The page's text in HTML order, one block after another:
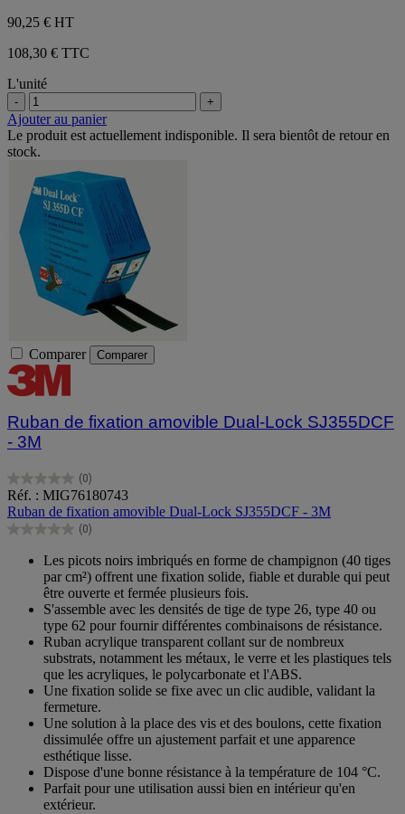
90,25 € HT
108,30 € TTC
L'unité
- +
Ajouter au panier
Le produit est actuellement indisponible. Il sera bientôt de retour en
stock.
Comparer Comparer
Ruban de fixation amovible Dual-Lock SJ355DCF
- 3M
(0)
0.0
sur
5
étoiles.
Réf. : MIG76180743
Ruban de fixation amovible Dual-Lock SJ355DCF - 3M
(0)
0.0
étoiles.
Les picots noirs imbriqués en forme de champignon (40 tiges
par cm²) offrent une fixation solide, fiable et durable qui peut
être ouverte et fermée plusieurs fois.
S'assemble avec les densités de tige de type 26, type 40 ou
type 62 pour fournir différentes combinaisons de résistance.
Ruban acrylique transparent collant sur de nombreux
substrats, notamment les métaux, le verre et les plastiques tels
que les acryliques, le polycarbonate et l'ABS.
Une fixation solide se fixe avec un clic audible, validant la
fermeture.
Une solution à la place des vis et des boulons, cette fixation
dissimulée offre un ajustement parfait et une apparence
esthétique lisse.
Dispose d'une bonne résistance à la température de 104 °C.
Parfait pour une utilisation aussi bien en intérieur qu'en
extérieur.